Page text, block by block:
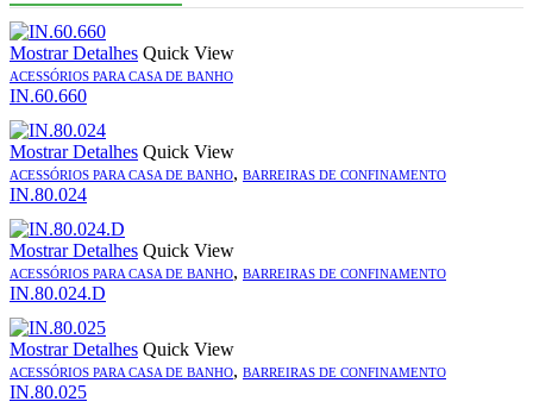
Mostrar Detalhes Quick View
ACESSÓRIOS PARA CASA DE BANHO
IN.60.660
Mostrar Detalhes Quick View
ACESSÓRIOS PARA CASA DE BANHO, BARREIRAS DE CONFINAMENTO
IN.80.024
Mostrar Detalhes Quick View
ACESSÓRIOS PARA CASA DE BANHO, BARREIRAS DE CONFINAMENTO
IN.80.024.D
Mostrar Detalhes Quick View
ACESSÓRIOS PARA CASA DE BANHO, BARREIRAS DE CONFINAMENTO
IN.80.025